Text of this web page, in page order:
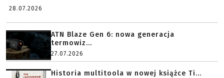
28.07.2026
ATN Blaze Gen 6: nowa generacja
termowiz...
27.07.2026
Historia multitoola w nowej książce Ti...